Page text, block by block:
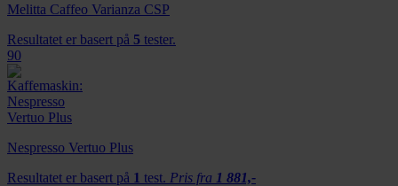
Melitta Caffeo Varianza CSP
Resultatet er basert på 5 tester.
90
Nespresso Vertuo Plus
Resultatet er basert på 1 test. Pris fra 1 881,-